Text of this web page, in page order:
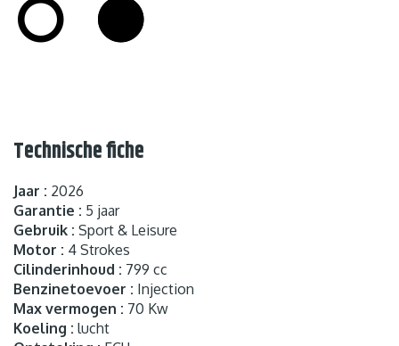
Technische fiche
Jaar : 2026
Garantie : 5 jaar
Gebruik : Sport & Leisure
Motor : 4 Strokes
Cilinderinhoud : 799 cc
Benzinetoevoer : Injection
Max vermogen : 70 Kw
Koeling : lucht